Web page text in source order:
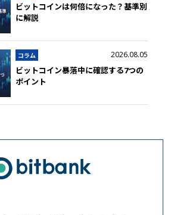
ビットコインは何倍になった？基準別
に解説
コラム 2026.08.05
ビットコイン暴落中に確認する7つの
ポイント